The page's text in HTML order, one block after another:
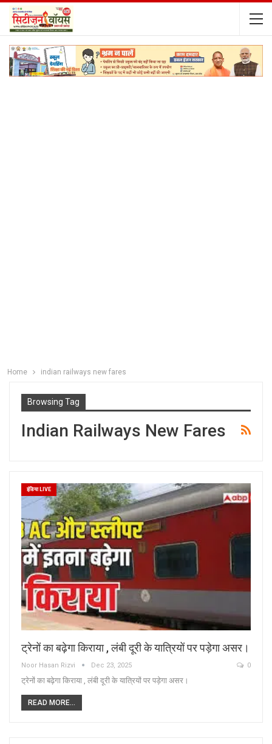
Home indian railways new fares
Browsing Tag
Indian Railways New Fares
इंडिया LIVE
ट्रेनों का बढ़ेगा किराया , लंबी दूरी के यात्रियों पर पड़ेगा असर।
Noor Hasan Rizvi Dec 23, 2025 0
ट्रेनों का बढ़ेगा किराया , लंबी दूरी के यात्रियों पर पड़ेगा असर।
READ MORE...